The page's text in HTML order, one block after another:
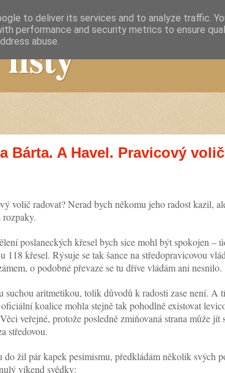
Bárta. A Havel. Pravicový
volič radovat? Nerad bych někomu jeho radost kazil,
poslaneckých křesel bych sice mohl být spokojen –
118 křesel. Rýsuje se tak šance na středopravicovou
o podobné převaze se tu dříve vládám ani nesnilo.
suchou aritmetikou, tolik důvodů k radosti zase není. A
koalice mohla stejně tak pohodlně existovat
veřejné, protože posledně zmiňovaná strana může jít
středovou.
žil pár kapek pesimismu, předkládám několik svých
víkend svědky:
to deliver its services and to analyze traffic.
performance and security metrics to ensure
abuse.